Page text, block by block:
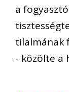
a
tilalmának
- közölte a